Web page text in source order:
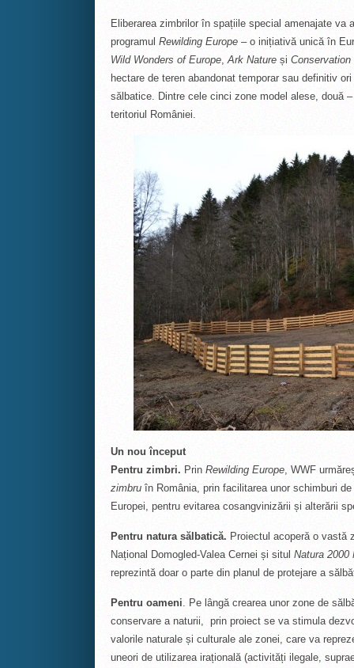
Eliberarea zimbrilor în spațiile special amenajate
programul Rewilding Europe– o inițiativă unică în
Wild Wonders of Europe, Ark Natureși Conservation
hectare de teren abandonat temporar sau definitiv
sălbatice. Dintre cele cinci zone model alese, două
teritoriul României.
Un nou început
Pentru zimbri. Prin Rewilding Europe, WWF
zimbruîn România, prin facilitarea unor schimburi
Europei, pentru evitarea cosangvinizării și alterării
Pentru natura sălbatică. Proiectul acoperă o vastă
Național Domogled-Valea Cernei și situl Natura 2000
reprezintă doar o parte din planul de protejare a
Pentru oameni . Pe lângă crearea unor zone de
conservare a naturii, prin proiect se va stimula
valorile naturale și culturale ale zonei, care va
uneori de utilizarea irațională (activități ilegale,